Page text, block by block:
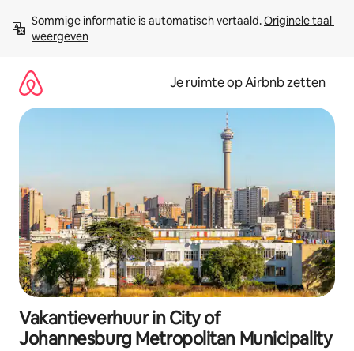
direct
naar
Sommige informatie is automatisch vertaald. Originele taal
weergeven
Je ruimte op Airbnb zetten
Vakantieverhuur in City of
Johannesburg Metropolitan Municipality